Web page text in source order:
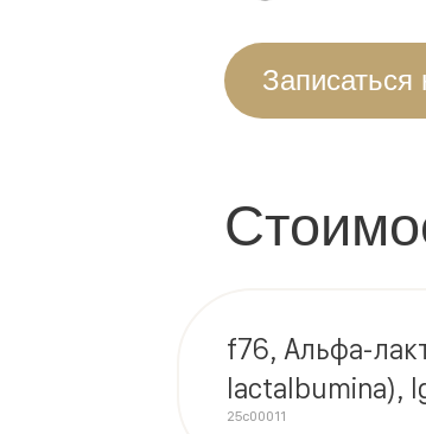
Записаться
f76, Альфа-
lactalbumina),
25c00011